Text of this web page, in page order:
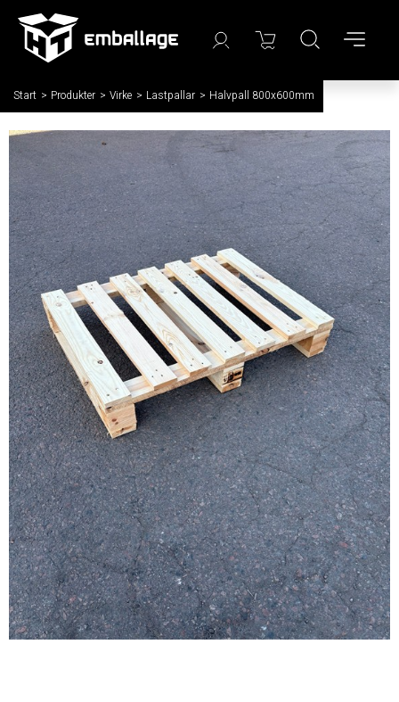
Start / Produkter / Virke / Lastpallar / Halvpall 800x600mm